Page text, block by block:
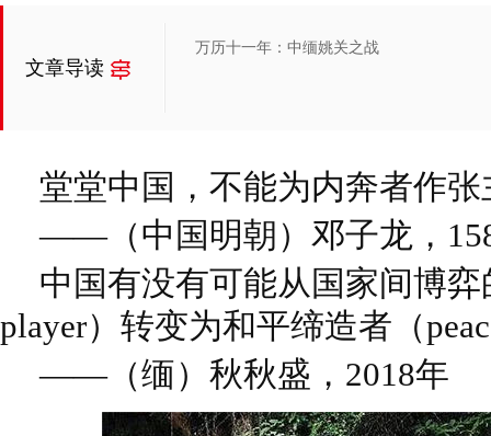
文章导读
万历十一年：中缅姚关之战
堂堂中国，不能为内奔者作
——（中国明朝）邓子龙，
中国有没有可能从国家间博弈
player）转变为和平缔造者（
——（缅）秋秋盛，2018年